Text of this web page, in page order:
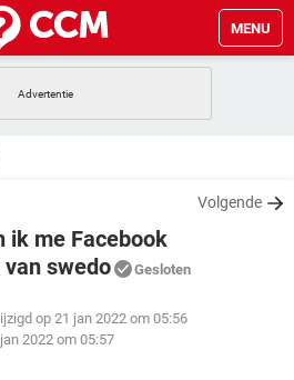
MENU
SNAPCHAT
CORONAVIRUS
GAMES
WINDOWS 10
CORONAVIRUS
WINDOWS 10
Volgende
ik me Facebook
swedo
Gesloten
op 21 jan 2022 om 05:56
2022 om 05:57